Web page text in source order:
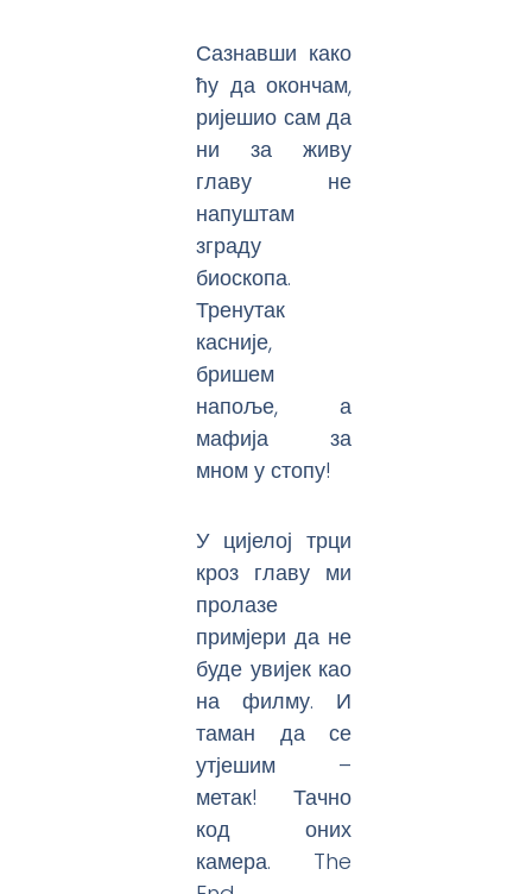
Сазнавши како
ћу да окончам,
ријешио сам да
ни за живу
главу не
напуштам
зграду
биоскопа.
Тренутак
касније,
бришем
напоље, а
мафија за
мном у стопу!
У цијелој трци
кроз главу ми
пролазе
примјери да не
буде увијек као
на филму. И
таман да се
утјешим –
метак! Тачно
код оних
камера. The